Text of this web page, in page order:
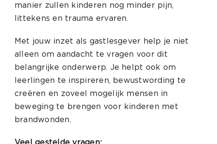
manier zullen kinderen nog minder pijn,
littekens en trauma ervaren.
Met jouw inzet als gastlesgever help je niet
alleen om aandacht te vragen voor dit
belangrijke onderwerp. Je helpt ook om
leerlingen te inspireren, bewustwording te
creëren en zoveel mogelijk mensen in
beweging te brengen voor kinderen met
brandwonden.